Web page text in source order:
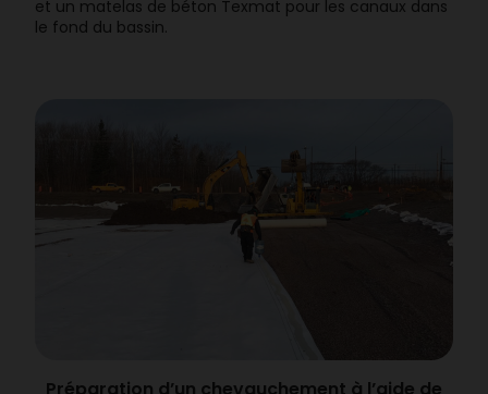
et un matelas de béton Texmat pour les canaux dans
le fond du bassin.